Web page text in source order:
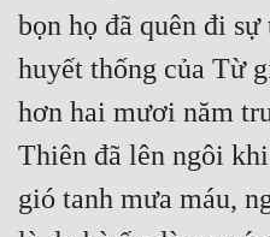
Cổ Đại
Du Hí
Dã Sử
Dị Giới
Dị Năng
bọn họ đã quên đi
huyết thống của Từ
hơn hai mươi năm
Thiên đã lên ngôi
gió tanh mưa máu,